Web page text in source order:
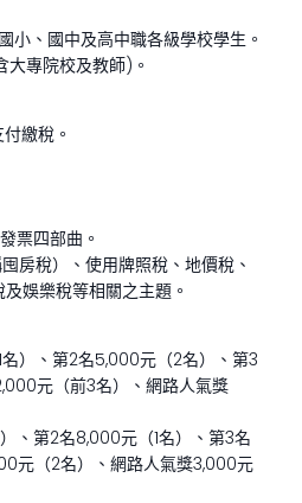
小、國中及高中職各級學校學生。
大專院校及教師)。
繳稅。
票四部曲。
房稅）、使用牌照稅、地價稅、
娛樂稅等相關之主題。
名）、第2名5,000元（2名）、第3
元（前3名）、網路人氣獎
、第2名8,000元（1名）、第3名
元（2名）、網路人氣獎3,000元